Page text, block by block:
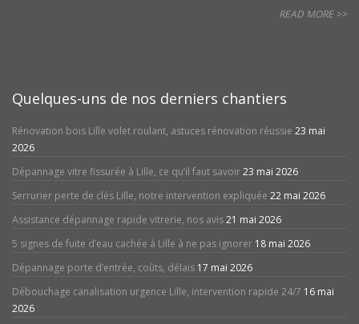
READ MORE >>
Quelques-uns de nos derniers chantiers
Rénovation bois Lille volet roulant, astuces rénovation réussie 23 mai
2026
Dépannage vitre fissurée à Lille, ce qu’il faut savoir23 mai 2026
Serrurier perte de clés Lille, notre intervention expliquée 22 mai 2026
Assistance dépannage rapide vitrerie, nos avis21 mai 2026
5 signes de fuite d’eau cachée à Lille à ne pas ignorer 18 mai 2026
Dépannage porte d’entrée, coûts, délais 17 mai 2026
Débouchage canalisation urgence Lille, intervention rapide 24/7 16 mai
2026